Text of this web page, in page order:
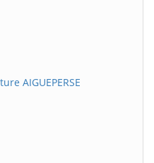
AIGUEPERSE